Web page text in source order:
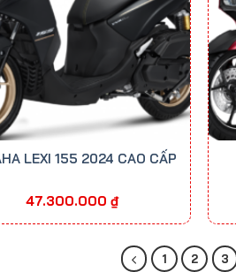
LEXI 155 2024 CAO CẤP
47.300.000 ₫
1
2 3